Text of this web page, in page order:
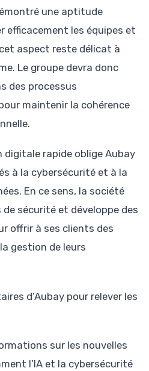
une aptitude
efficacement les équipes et
aspect reste délicat à
Le groupe devra donc
des processus
maintenir la cohérence
rapide oblige Aubay
à la cybersécurité et à la
En ce sens, la société
sécurité et développe des
offrir à ses clients des
gestion de leurs
d’Aubay pour relever les
sur les nouvelles
l’IA et la cybersécurité